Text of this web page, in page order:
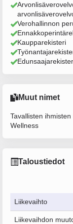
Verohallinnon
Kaupparekisteri
Muut nimet
Tavallisten
Wellness
Taloustiedot
Liikevaihto
Liikevaihdon